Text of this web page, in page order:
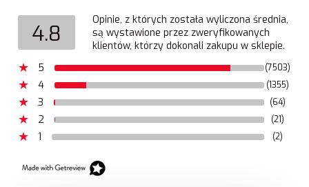
4.8
Opinie, z których została wyliczona średnia,
są wystawione przez zweryfikowanych
klientów, którzy dokonali zakupu w sklepie.
5
(7503)
4 (1355)
3 (64)
2 (21)
1 (2)